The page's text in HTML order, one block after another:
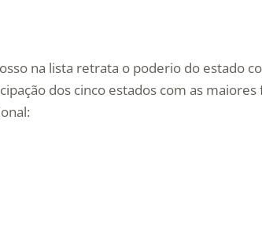
na lista retrata o poderio do estado
dos cinco estados com as maiores